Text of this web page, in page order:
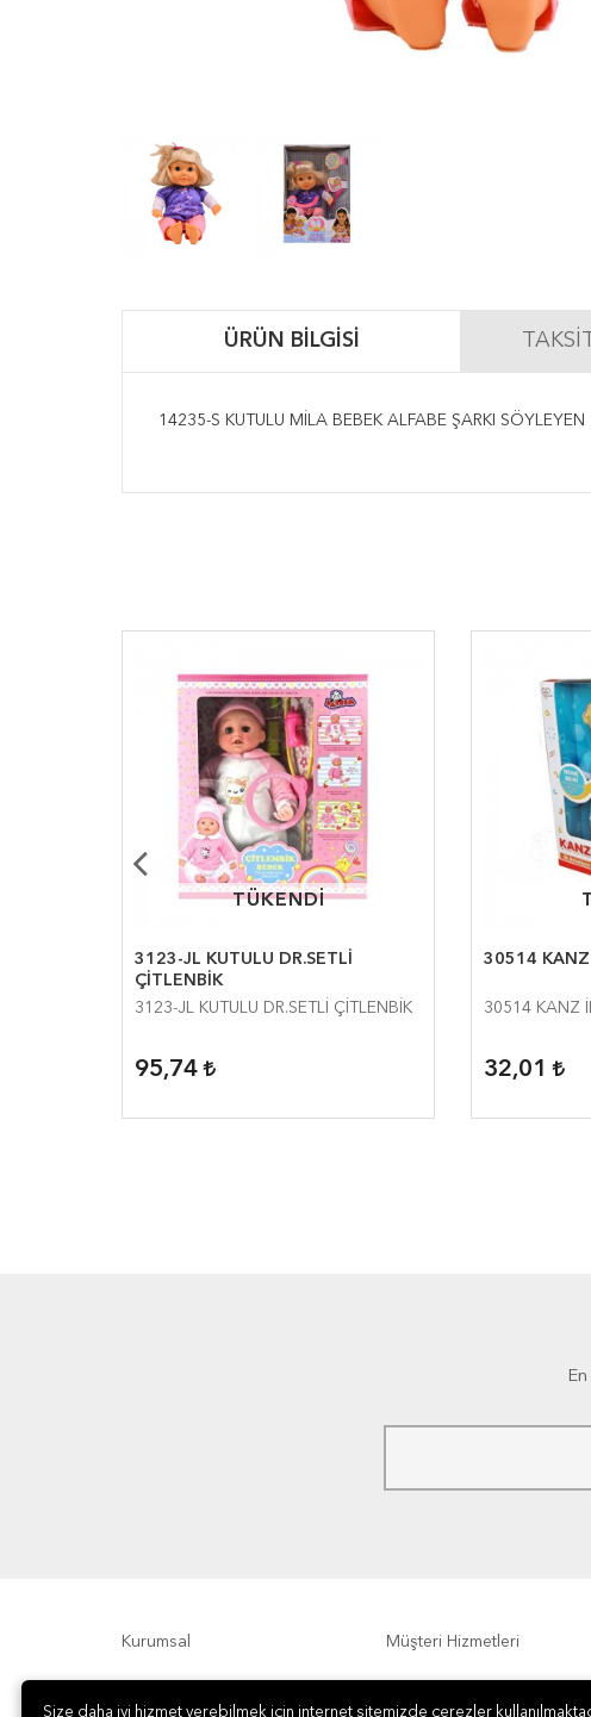
ÜRÜN BILGISI
14235-S KUTULU MİLA BEBEK ALFABE ŞARKI SÖYLEYEN
TÜKENDİ
TÜKENDİ
3123-JL KUTULU DR.SETLİ
ÇİTLENBİK
3123-JL KUTULU DR.SETLİ ÇİTLENBİK
95,74
30514 KANZ
30514 KANZ
32,01
Kurumsal Müşteri Hizmetleri
Size daha iyi hizmet verebilmek için internet sitemizde çerezler